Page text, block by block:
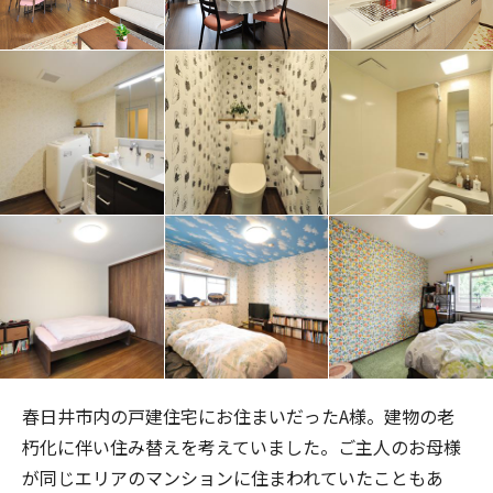
春日井市内の戸建住宅にお住まいだったA様。建物の老
朽化に伴い住み替えを考えていました。ご主人のお母様
が同じエリアのマンションに住まわれていたこともあ